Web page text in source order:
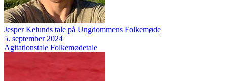
Jesper Kelunds tale på Ungdommens Folkemøde
5. september 2024
Agitationstale Folkemødetale